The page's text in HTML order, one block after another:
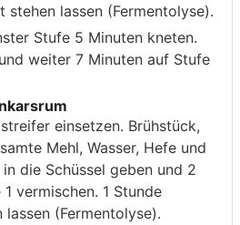
stehen lassen (Fermentolyse).
Stufe 5 Minuten kneten.
weiter 7 Minuten auf Stufe
einsetzen. Brühstück,
Mehl, Wasser, Hefe und
die Schüssel geben und 2
vermischen. 1 Stunde
(Fermentolyse).